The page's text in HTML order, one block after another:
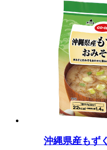
沖縄県産もず